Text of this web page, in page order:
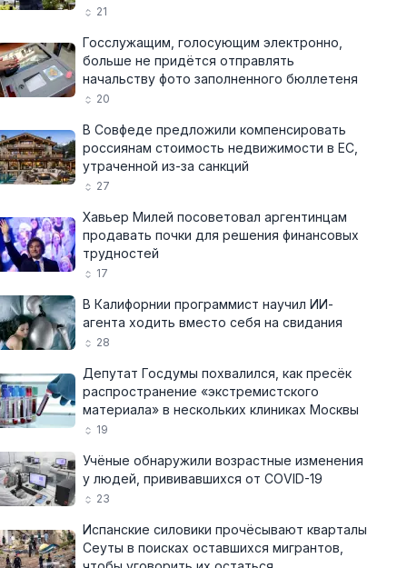
21
Госслужащим, голосующим электронно,
больше не придётся отправлять
начальству фото заполненного бюллетеня
20
В Совфеде предложили компенсировать
россиянам стоимость недвижимости в ЕС,
утраченной из-за санкций
27
Хавьер Милей посоветовал аргентинцам
продавать почки для решения финансовых
трудностей
17
В Калифорнии программист научил ИИ-
агента ходить вместо себя на свидания
28
Депутат Госдумы похвалился, как пресёк
распространение «экстремистского
материала» в нескольких клиниках Москвы
19
Учёные обнаружили возрастные изменения
у людей, прививавшихся от COVID-19
23
Испанские силовики прочёсывают кварталы
Сеуты в поисках оставшихся мигрантов,